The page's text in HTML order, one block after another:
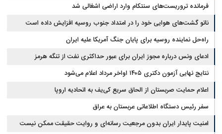
فرمانده تروریست‌های سنتکام وارد اراضی اشغالی شد
ناتو گشت‌های هوایی خود را در امتداد جنوب روسیه افزایش داده است
راه‌حل نماینده روسیه برای پایان جنگ آمریکا علیه ایران
ادعای ونس درباره مجوز ایران برای عبور حداکثری نفت از تنگه هرمز
نتایج نهایی آزمون دکتری ۱۴۰۵ اواخر مرداد اعلام می‌شود
اعلام حمایت صربستان از الحاق سریع کی‌یف به اتحادیه اروپا
سفر رئیس دستگاه اطلاعاتی عربستان به عراق
امنیت پایدار ایران بدون مرجعیت رسانه‌ای و روایت حقیقت ممکن نیست